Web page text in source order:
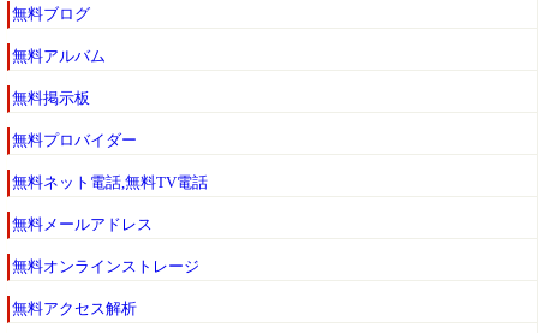
無料ブログ
無料アルバム
無料掲示板
無料プロバイダー
無料ネット電話,無料TV電話
無料メールアドレス
無料オンラインストレージ
無料アクセス解析